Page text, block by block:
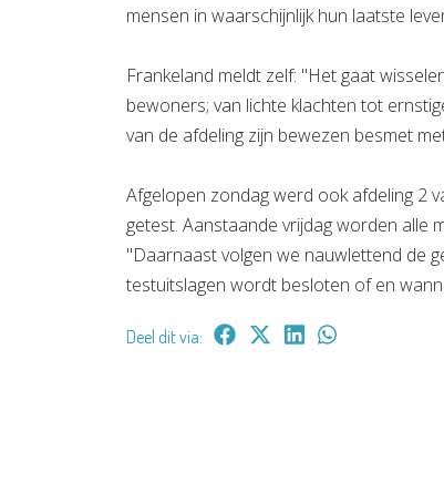
mensen in waarschijnlijk hun laatste
Frankeland meldt zelf: "Het gaat
bewoners; van lichte klachten tot
van de afdeling zijn bewezen besmet
Afgelopen zondag werd ook afdeling 2
getest. Aanstaande vrijdag worden alle
"Daarnaast volgen we nauwlettend de
testuitslagen wordt besloten of en
Deel dit via: